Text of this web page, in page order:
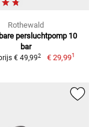
Rothewald
persluchtpomp 10
bar
€ 49,992 € 29,991